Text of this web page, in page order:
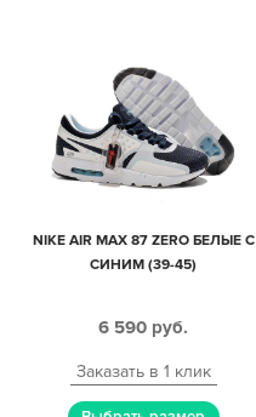
NIKE AIR MAX 87 ZERO БЕЛЫЕ С
СИНИМ (39-45)
6 590 руб.
Заказать в 1 клик